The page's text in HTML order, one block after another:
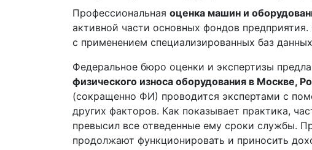
Профессиональная оценка машин и
активной части основных фондов предприятия.
с применением специализированных баз
Федеральное бюро оценки и экспертизы
физического износа оборудования в Москве,
(сокращенно ФИ) проводится экспертами с
других факторов. Как показывает практика,
превысил все отведенные ему сроки службы.
продолжают функционировать и приносить